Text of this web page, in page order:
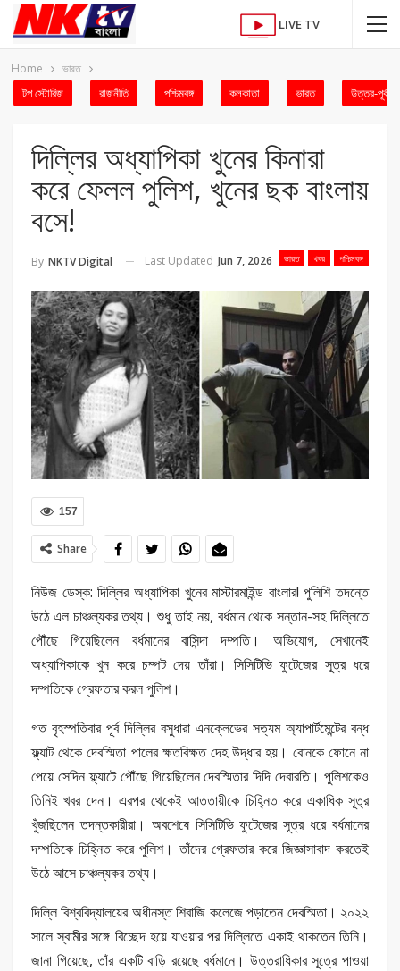
LIVE TV
Home ভারত
টপ স্টোরিজ রাজনীতি পশ্চিমবঙ্গ কলকাতা ভারত উত্তর-পূর্ব
দিল্লির অধ্যাপিকা খুনের কিনারা
করে ফেলল পুলিশ, খুনের ছক বাংলায়
বসে!
ভারত খবর পশ্চিমবঙ্গ
By NKTV Digital Last Updated Jun 7, 2026
157
Share
নিউজ ডেস্ক: দিল্লির অধ্যাপিকা খুনের মাস্টারমাইন্ড বাংলার! পুলিশি তদন্তে
উঠে এল চাঞ্চল্যকর তথ্য। শুধু তাই নয়, বর্ধমান থেকে সন্তান-সহ দিল্লিতে
পৌঁছে গিয়েছিলেন বর্ধমানের বাসিন্দা দম্পতি। অভিযোগ, সেখানেই
অধ্যাপিকাকে খুন করে চম্পট দেয় তাঁরা। সিসিটিভি ফুটেজের সূত্র ধরে
দম্পতিকে গ্রেফতার করল পুলিশ।
গত বৃহস্পতিবার পূর্ব দিল্লির বসুধারা এনক্লেভের সত্যম অ্যাপার্টমেন্টের বন্ধ
ফ্ল্যাট থেকে দেবস্মিতা পালের ক্ষতবিক্ষত দেহ উদ্ধার হয়। বোনকে ফোনে না
পেয়ে সেদিন ফ্ল্যাটে পৌঁছে গিয়েছিলেন দেবস্মিতার দিদি দেবারতি। পুলিশকেও
তিনিই খবর দেন। এরপর থেকেই আততায়ীকে চিহ্নিত করে একাধিক সূত্র
খুঁজছিলেন তদন্তকারীরা। অবশেষে সিসিটিভি ফুটেজের সূত্র ধরে বর্ধমানের
দম্পতিকে চিহ্নিত করে পুলিশ। তাঁদের গ্রেফতার করে জিজ্ঞাসাবাদ করতেই
উঠে আসে চাঞ্চল্যকর তথ্য।
দিল্লি বিশ্ববিদ্যালয়ের অধীনস্ত শিবাজি কলেজে পড়াতেন দেবস্মিতা। ২০২২
সালে স্বামীর সঙ্গে বিচ্ছেদ হয়ে যাওয়ার পর দিল্লিতে একাই থাকতেন তিনি।
জানা গিয়েছে, তাঁর একটি বাড়ি রয়েছে বর্ধমানে। উত্তরাধিকার সূত্রে পাওয়া